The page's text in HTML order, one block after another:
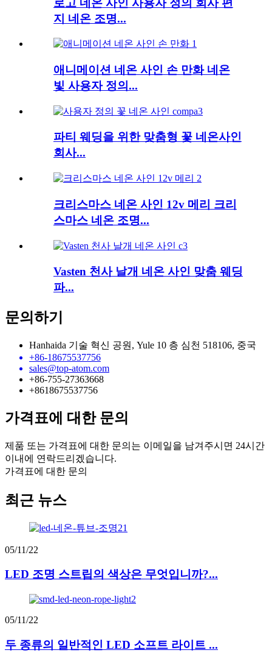
지 네온 조명...
애니메이션 네온 사인 손 만화 네온
빛 사용자 정의...
파티 웨딩을 위한 맞춤형 꽃 네온사인
회사...
크리스마스 네온 사인 12v 메리 크리
스마스 네온 조명...
Vasten 천사 날개 네온 사인 맞춤 웨딩
파...
문의하기
Hanhaida 기술 혁신 공원, Yule 10 층 심천 518106, 중국
+86-18675537756
sales@top-atom.com
+86-755-27363668
+8618675537756
가격표에 대한 문의
제품 또는 가격표에 대한 문의는 이메일을 남겨주시면 24시간
이내에 연락드리겠습니다.
가격표에 대한 문의
최근 뉴스
05/11/22
LED 조명 스트립의 색상은 무엇입니까?...
05/11/22
두 종류의 일반적인 LED 소프트 라이트 ...